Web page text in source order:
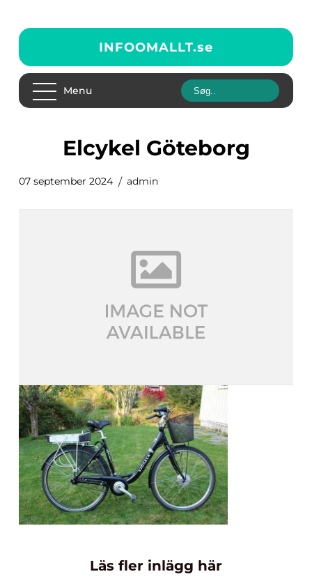
INFOOMALLT.se
Menu
Elcykel Göteborg
07 september 2024 admin
Läs fler inlägg här